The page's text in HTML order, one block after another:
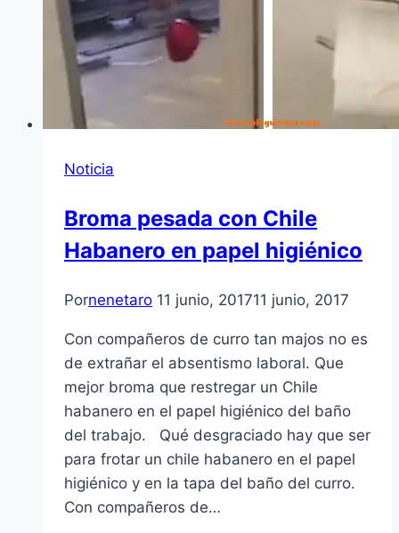
Noticia
Broma pesada con Chile
Habanero en papel higiénico
Pornenetaro 11 junio, 201711 junio, 2017
Con compañeros de curro tan majos no es
de extrañar el absentismo laboral. Que
mejor broma que restregar un Chile
habanero en el papel higiénico del baño
del trabajo. Qué desgraciado hay que ser
para frotar un chile habanero en el papel
higiénico y en la tapa del baño del curro.
Con compañeros de…